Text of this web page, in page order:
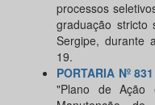
processos
graduação stricto
Sergipe, durante
19.
PORTARIA Nº
"Plano de Ação